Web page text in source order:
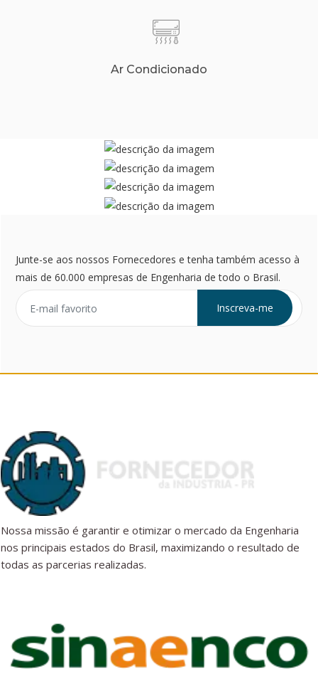
Ar Condicionado
Junte-se aos nossos Fornecedores e tenha também acesso à
mais de 60.000 empresas de Engenharia de todo o Brasil.
Inscreva-me
Nossa missão é garantir e otimizar o mercado da Engenharia
nos principais estados do Brasil, maximizando o resultado de
todas as parcerias realizadas.